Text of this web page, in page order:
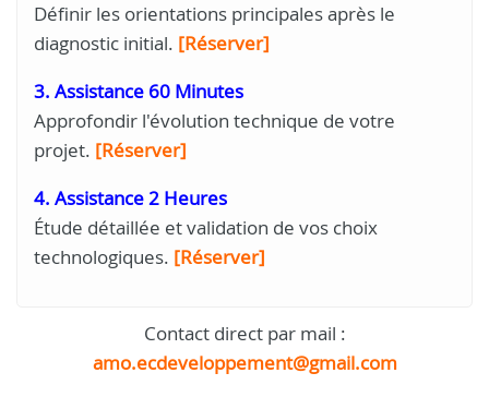
Définir les orientations principales après le
diagnostic initial. [Réserver]
3. Assistance 60 Minutes
Approfondir l'évolution technique de votre
projet. [Réserver]
4. Assistance 2 Heures
Étude détaillée et validation de vos choix
technologiques. [Réserver]
Contact direct par mail :
amo.ecdeveloppement@gmail.com